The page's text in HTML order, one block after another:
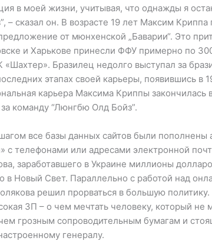
в моей жизни, учитывая, что однажды я
– сказал он. В возрасте 19 лет Максим
от мюнхенской „Баварии“. Это
и Харькове принесли ФФУ примерно по
«Шахтер». Бразилец недолго выступал за
этапах своей карьеры, появившись в
карьера Максима Криппы закончилась
за команду “Люнгбю Олд Бойз”.
все базы данных сайтов были пополнены
с телефонами или адресами электронной
заработавшего в Украине миллионы
в Новый Свет. Параллельно с работой над
решил прорваться в большую
ЗП – о чем мечтать человеку, который
грозным сопроводительным бумагам и
генералу.